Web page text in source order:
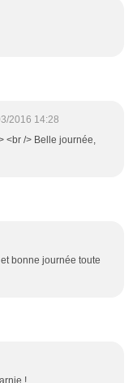
2016 14:28
<br /> Belle journée,
bonne journée toute
!